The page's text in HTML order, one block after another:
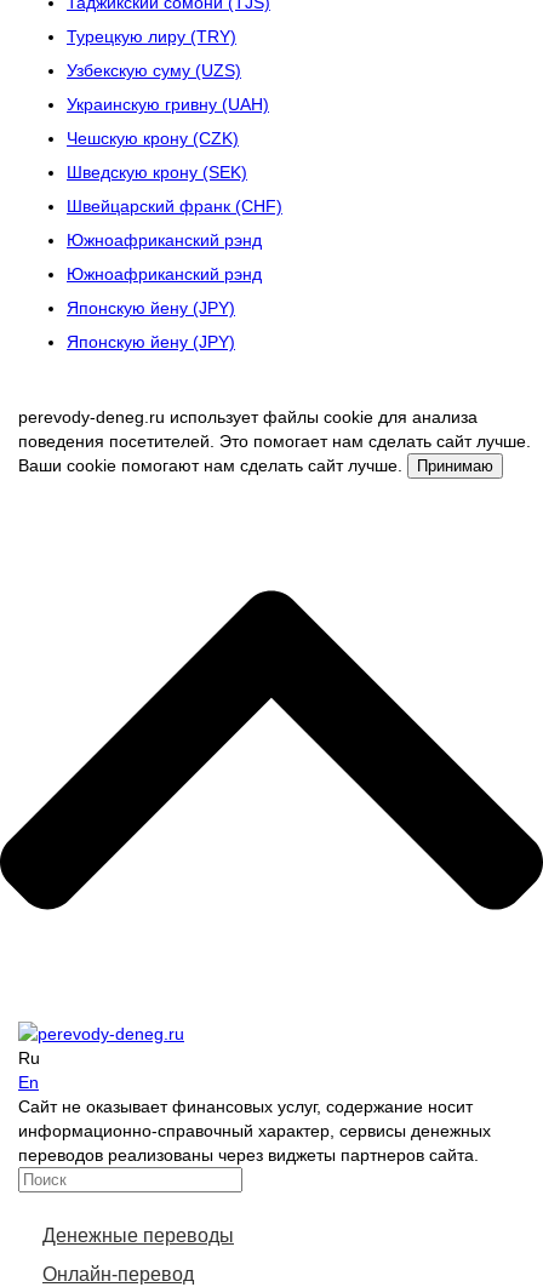
Турецкую лиру (TRY)
Узбекскую суму (UZS)
Украинскую гривну (UAH)
Чешскую крону (CZK)
Шведскую крону (SEK)
Швейцарский франк (CHF)
Южноафриканский рэнд
Южноафриканский рэнд
Японскую йену (JPY)
Японскую йену (JPY)
perevody-deneg.ru использует файлы cookie для анализа
поведения посетителей. Это помогает нам сделать сайт лучше.
Ваши cookie помогают нам сделать сайт лучше.
Принимаю
Ru
En
Сайт не оказывает финансовых услуг, содержание носит
информационно-справочный характер, сервисы денежных
переводов реализованы через виджеты партнеров сайта.
Денежные переводы
Онлайн-перевод